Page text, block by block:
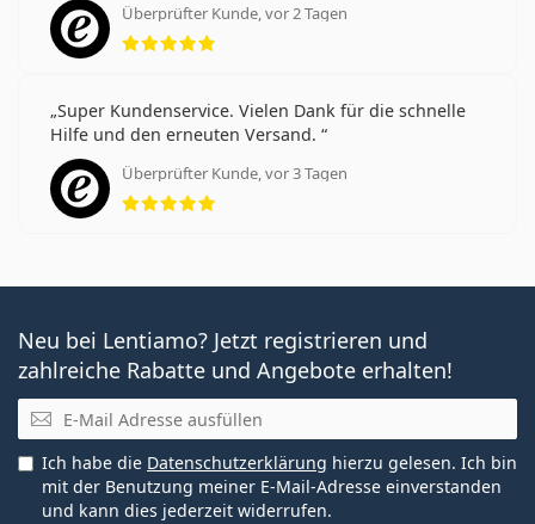
Überprüfter Kunde, vor 2 Tagen
Bewertung 5 aus 5
Super Kundenservice. Vielen Dank für die schnelle
Hilfe und den erneuten Versand.
Überprüfter Kunde, vor 3 Tagen
Bewertung 5 aus 5
Neu bei Lentiamo? Jetzt registrieren und
zahlreiche Rabatte und Angebote erhalten!
E-Mail
Ich habe die Datenschutzerklärung hierzu gelesen. Ich bin
mit der Benutzung meiner E-Mail-Adresse einverstanden
und kann dies jederzeit widerrufen.